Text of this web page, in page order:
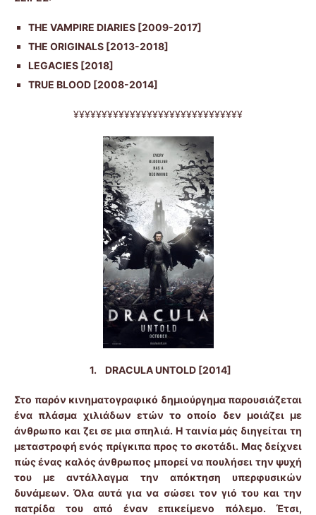
THE VAMPIRE DIARIES [2009-2017]
THE ORIGINALS [2013-2018]
LEGACIES [2018]
TRUE BLOOD [2008-2014]
¥¥¥¥¥¥¥¥¥¥¥¥¥¥¥¥¥¥¥¥¥¥¥¥¥¥¥¥¥¥
1. DRACULA UNTOLD [2014]
Στο παρόν κινηματογραφικό δημιούργημα παρουσιάζεται
ένα πλάσμα χιλιάδων ετών το οποίο δεν μοιάζει με
άνθρωπο και ζει σε μια σπηλιά. Η ταινία μάς διηγείται τη
μεταστροφή ενός πρίγκιπα προς το σκοτάδι. Μας δείχνει
πώς ένας καλός άνθρωπος μπορεί να πουλήσει την ψυχή
του με αντάλλαγμα την απόκτηση υπερφυσικών
δυνάμεων. Όλα αυτά για να σώσει τον γιό του και την
πατρίδα του από έναν επικείμενο πόλεμο. Έτσι,